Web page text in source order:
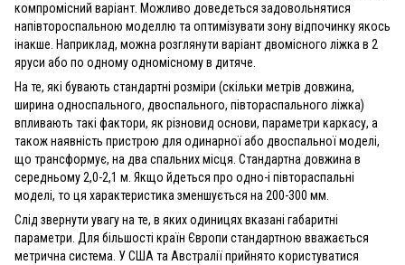
компромісний варіант. Можливо доведеться задовольнятися
напівтороспальною моделлю та оптимізувати зону відпочинку якось
інакше. Наприклад, можна розглянути варіант двомісного ліжка в 2
яруси або по одному одномісному в дитяче.
На те, які бувають стандартні розміри (скільки метрів довжина,
ширина односпального, двоспального, півтораспального ліжка)
впливають такі фактори, як різновид основи, параметри каркасу, а
також наявність пристрою для одинарної або двоспальної моделі,
що трансформує, на два спальних місця. Стандартна довжина в
середньому 2,0-2,1 м. Якщо йдеться про одно-і півтораспальні
моделі, то ця характеристика зменшується на 200-300 мм.
Слід звернути увагу на те, в яких одиницях вказані габаритні
параметри. Для більшості країн Європи стандартною вважається
метрична система. У США та Австралії прийнято користуватися